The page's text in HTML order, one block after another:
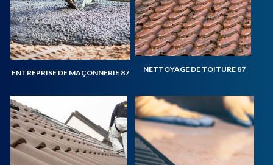
ENTREPRISE DE MAÇONNERIE 87 NETTOYAGE DE TOITURE 87